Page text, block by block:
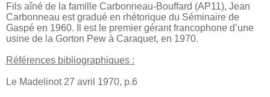
Fils aîné de la famille Carbonneau-Bouffard (AP11), Jean
Carbonneau est gradué en rhétorique du Séminaire de
Gaspé en 1960. Il est le premier gérant francophone d’une
usine de la Gorton Pew à Caraquet, en 1970.
Références bibliographiques :
Le Madelinot 27 avril 1970, p.6